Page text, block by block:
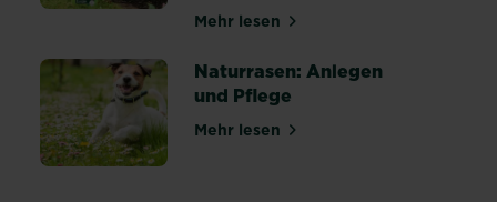
Mehr lesenüber Zeolith: Wasser- und
winterfest machen: Tipps & Anleitung
Naturrasen: Anlegen
und Pflege
Mehr lesenüber Naturrasen: Anlegen und